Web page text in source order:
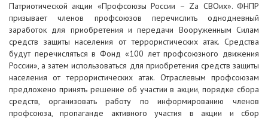
Патриотической акции «Профсоюзы России – Zа СВОих». ФНПР
призывает членов профсоюзов перечислить однодневный
заработок для приобретения и передачи Вооруженным Силам
средств защиты населения от террористических атак. Средства
будут перечисляться в Фонд «100 лет профсоюзного движения
России», а затем использоваться для приобретения средств защиты
населения от террористических атак. Отраслевым профсоюзам
предложено принять решение об участии в акции, порядке сбора
средств, организовать работу по информированию членов
профсоюза, пропаганде активного участия в акции и сбор